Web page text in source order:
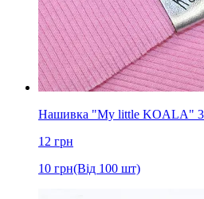
Нашивка "My little KOALA"
12 грн
10 грн(Від 100 шт)